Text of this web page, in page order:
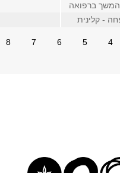
המשך ברפואה
- קלינית
4
5
6
7
8